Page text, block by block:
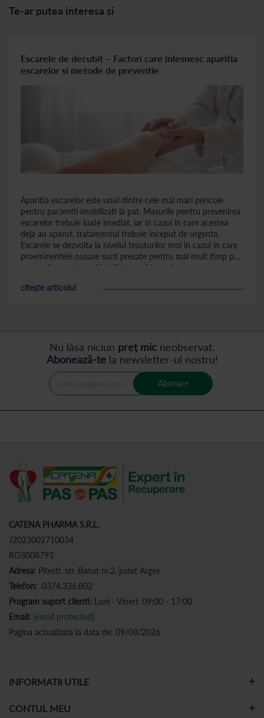
Te-ar putea interesa și
Escarele de decubit – Factori care inlesnesc aparitia
escarelor si metode de preventie
Aparitia escarelor este unul dintre cele mai mari pericole
pentru pacientii imobilizati la pat. Masurile pentru prevenirea
escarelor trebuie luate imediat, iar in cazul in care acestea
deja au aparut, tratamentul trebuie inceput de urgenta.
Escarele se dezvolta la nivelul tesuturilor moi in cazul in care
proeminentele osoase sunt presate pentru mai mult timp pe
o suprafata externa. Umiditatea epidermei, temperatura
precara, sunt factori care pot duce la aparitia escarelor de
citește articolul
Nu lăsa niciun preț mic neobservat.
Abonează-tela newsletter-ul nostru!
Abonare
CATENA PHARMA S.R.L.
J2023002710034
RO3008793
Adresa: Pitesti, str. Banat nr.2, judet Arges
Telefon: 0374.336.802
Program suport clienti: Luni - Vineri: 09:00 - 17:00
Email: [email protected]
Pagina actualizata la data de: 09/08/2026
INFORMATII UTILE
CONTUL MEU